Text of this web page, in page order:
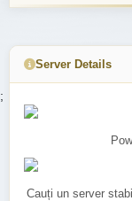
Server Details
Cauți un server
;